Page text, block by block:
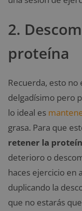
2.
proteína
Recuerda, esto
delgadísimo pero
lo ideal es
grasa. Para que
retener la
deterioro o
haces ejercicio en
duplicando la
que no estarás